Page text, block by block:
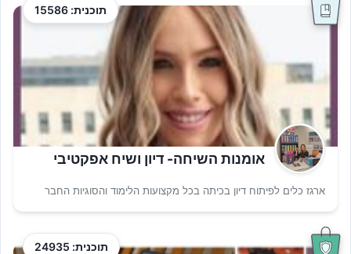
תוכנית: 15586
אומנות השיחה- דיון ושיח אפקטיבי
ארגז כלים לפיתוח דיון בכיתה בכל מקצועות הלימוד והסוגיות החבר
תוכנית: 24935